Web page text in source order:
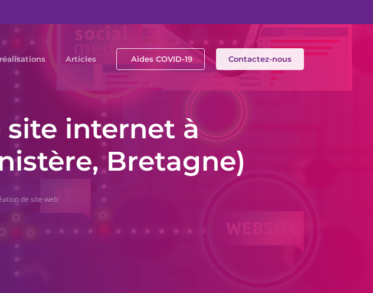
Articles Aides COVID-19 Contactez-nous
site internet à
Bretagne)
de site web